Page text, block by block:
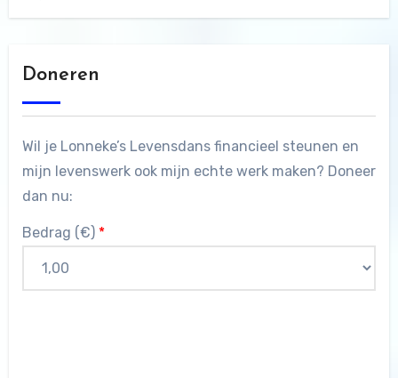
Doneren
Wil je Lonneke’s Levensdans financieel steunen en
mijn levenswerk ook mijn echte werk maken? Doneer
dan nu:
Bedrag (€) *